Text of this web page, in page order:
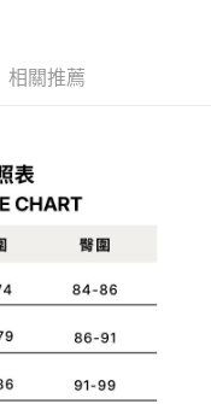
目的，商店將以您的個人
進項蒐集、處理及利用，
頁面顯示為準，若有關於
先享後付」服務完成之交
護人之同意方可使用
失，本公司不負相關責
形，本公司將視審查結果
提供京站紙袋，取件時
相關推薦